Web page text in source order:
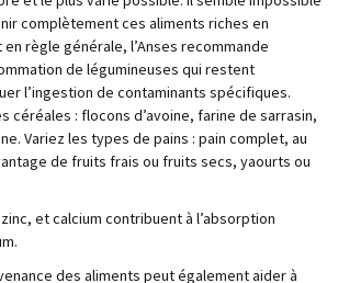
complètement ces aliments riches en
règle générale, l’Anses recommande
de légumineuses qui restent
l’ingestion de contaminants spécifiques.
céréales : flocons d’avoine, farine de sarrasin,
Variez les types de pains : pain complet, au
de fruits frais ou fruits secs, yaourts ou
et calcium contribuent à l’absorption
des aliments peut également aider à